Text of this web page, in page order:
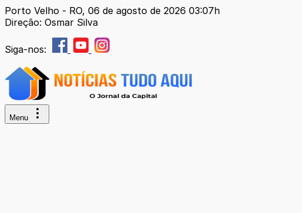
Porto Velho - RO, 06 de agosto de 2026 03:07h
Direção: Osmar Silva
Siga-nos:
Menu